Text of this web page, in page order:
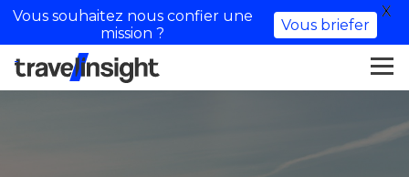
Vous souhaitez nous confier une
mission ?
Vous briefer
X